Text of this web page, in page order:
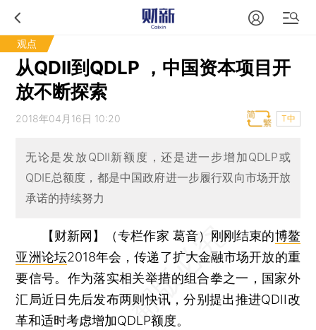
观点
从QDII到QDLP ，中国资本项目开
放不断探索
2018年04月16日 10:20 T中
无论是发放QDII新额度，还是进一步增加QDLP或
QDIE总额度，都是中国政府进一步履行双向市场开放
承诺的持续努力
【财新网】（专栏作家 葛音） 刚刚结束的博鳌
亚洲论坛2018年会，传递了扩大金融市场开放的重
要信号。作为落实相关举措的组合拳之一，国家外
汇局近日先后发布两则快讯，分别提出推进QDII改
革和适时考虑增加QDLP额度。